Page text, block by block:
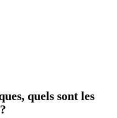
quels sont les